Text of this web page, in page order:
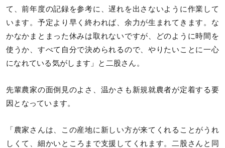
て、前年度の記録を参考に、遅れを出さないように作業して
います。予定より早く終われば、余力が生まれてきます。な
かなかまとまった休みは取れないですが、どのように時間を
使うか、すべて自分で決められるので、やりたいことに一心
になれている気がします」と二股さん。
先輩農家の面倒見のよさ、温かさも新規就農者が定着する要
因となっています。
「農家さんは、この産地に新しい方が来てくれることがうれ
しくて、細かいところまで支援してくれます。二股さんと同